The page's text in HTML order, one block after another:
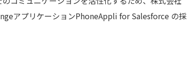
アプリケーションPhoneAppli for Salesforce の採